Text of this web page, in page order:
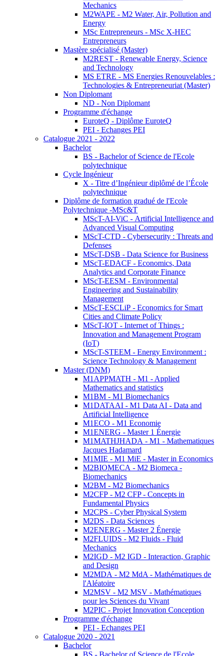
Mechanics
M2WAPE - M2 Water, Air, Pollution and
Energy
MSc Entrepreneurs - MSc X-HEC
Entrepreneurs
Mastère spécialisé (Master)
M2REST - Renewable Energy, Science
and Technology
MS ETRE - MS Energies Renouvelables :
Technologies & Entrepreneuriat (Master)
Non Diplomant
ND - Non Diplomant
Programme d'échange
EuroteQ - Diplôme EuroteQ
PEI - Echanges PEI
Catalogue 2021 - 2022
Bachelor
BS - Bachelor of Science de l'Ecole
polytechnique
Cycle Ingénieur
X - Titre d’Ingénieur diplômé de l’École
polytechnique
Diplôme de formation gradué de l'Ecole
Polytechnique -MSc&T
MScT-AI-ViC - Artificial Intelligence and
Advanced Visual Computing
MScT-CTD - Cybersecurity : Threats and
Defenses
MScT-DSB - Data Science for Business
MScT-EDACF - Economics, Data
Analytics and Corporate Finance
MScT-EESM - Environmental
Engineering and Sustainability
Management
MScT-ESCLiP - Economics for Smart
Cities and Climate Policy
MScT-IOT - Internet of Things :
Innovation and Management Program
(IoT)
MScT-STEEM - Energy Environment :
Science Technology & Management
Master (DNM)
M1APPMATH - M1 - Applied
Mathematics and statistics
M1BM - M1 Biomechanics
M1DATAAI - M1 Data AI - Data and
Artificial Intelligence
M1ECO - M1 Economie
M1ENERG - Master 1 Énergie
M1MATHJHADA - M1 - Mathematiques
Jacques Hadamard
M1MIE - M1 MiE - Master in Economics
M2BIOMECA - M2 Biomeca -
Biomechanics
M2BM - M2 Biomechanics
M2CFP - M2 CFP - Concepts in
Fundamental Physics
M2CPS - Cyber Physical System
M2DS - Data Sciences
M2ENERG - Master 2 Énergie
M2FLUIDS - M2 Fluids - Fluid
Mechanics
M2IGD - M2 IGD - Interaction, Graphic
and Design
M2MDA - M2 MdA - Mathématiques de
l'Aléatoire
M2MSV - M2 MSV - Mathématiques
pour les Sciences du Vivant
M2PIC - Projet Innovation Conception
Programme d'échange
PEI - Echanges PEI
Catalogue 2020 - 2021
Bachelor
BS - Bachelor of Science de l'Ecole